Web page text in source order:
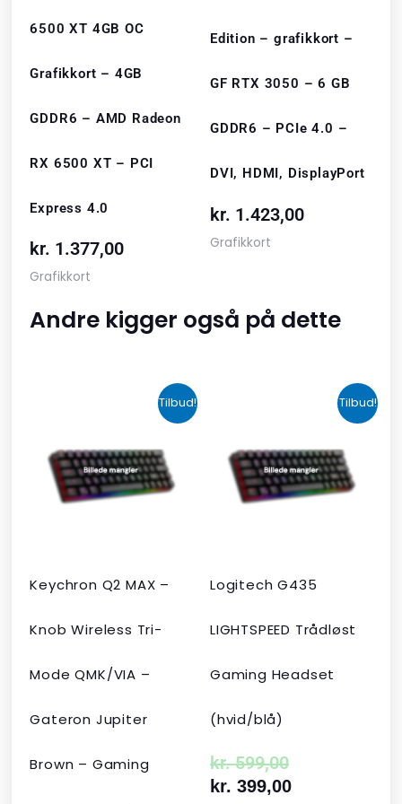
6500 XT 4GB OC
Grafikkort – 4GB
GDDR6 – AMD Radeon
RX 6500 XT – PCI
Express 4.0
kr. 1.377,00
Grafikkort
Edition – grafikkort –
GF RTX 3050 – 6 GB
GDDR6 – PCIe 4.0 –
DVI, HDMI, DisplayPort
kr. 1.423,00
Grafikkort
Andre kigger også på dette
Tilbud!
Keychron Q2 MAX –
Knob Wireless Tri-
Mode QMK/VIA –
Gateron Jupiter
Brown – Gaming
oprindelige
pris
var:
kr. 2.190,00.
Den
aktuelle
pris
er:
kr. 1.465,00.
Tilbud!
Logitech G435
LIGHTSPEED Trådløst
Gaming Headset
(hvid/blå)
kr.599,00
oprindelige
pris
var:
kr. 599,00.
kr. 399,00
aktuelle
pris
er:
kr. 399,00.